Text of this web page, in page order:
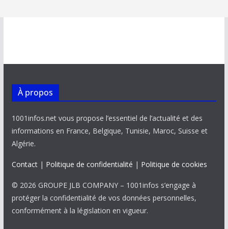
À propos
1001infos.net vous propose l’essentiel de l’actualité et des
informations en France, Belgique, Tunisie, Maroc, Suisse et
Algérie.
Contact| Politique de confidentialité | Politique de cookies
© 2026 GROUPE JLB COMPANY – 1001infos s’engage à
protéger la confidentialité de vos données personnelles,
conformément à la législation en vigueur.